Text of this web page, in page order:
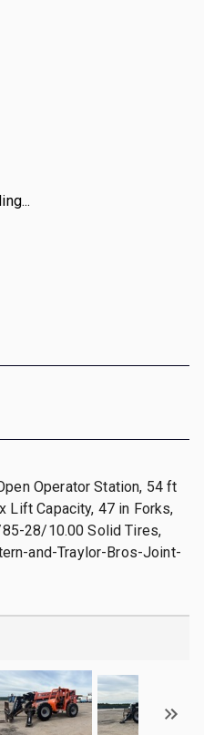
Operator Station, 54 ft
Lift Capacity, 47 in Forks,
28/10.00 Solid Tires,
and-Traylor-Bros-Joint-